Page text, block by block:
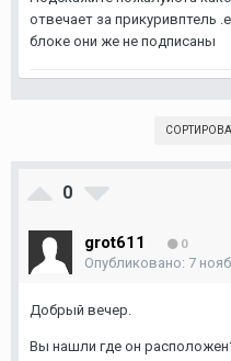
отвечает за прикуривптель
блоке они же не подписаны
0
grot611 0
Опубликовано: 7
Добрый вечер.
Вы нашли где он